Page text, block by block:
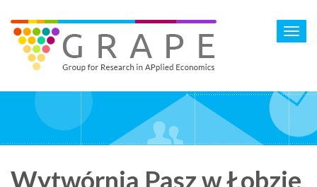
main
content
Wytwórnia Pasz w Łobzie